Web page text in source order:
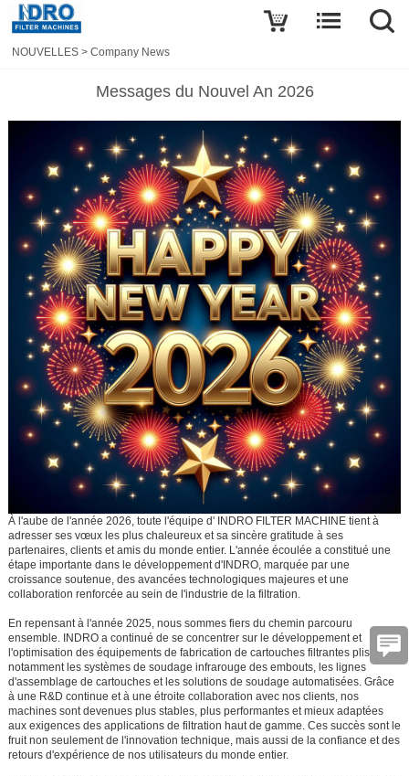
NOUVELLES >Company News
Messages du Nouvel An 2026
À l'aube de l'année 2026, toute l'équipe d' INDRO FILTER MACHINEtient à
adresser ses vœux les plus chaleureux et sa sincère gratitude à ses
partenaires, clients et amis du monde entier. L'année écoulée a constitué une
étape importante dans le développement d'INDRO, marquée par une
croissance soutenue, des avancées technologiques majeures et une
collaboration renforcée au sein de l'industrie de la filtration.
En repensant à l'année 2025, nous sommes fiers du chemin parcouru
ensemble. INDRO a continué de se concentrer sur le développement et
l'optimisation des équipements de fabrication de cartouches filtrantes plissées,
notamment les systèmes de soudage infrarouge des embouts, les lignes
d'assemblage de cartouches et les solutions de soudage automatisées. Grâce
à une R&D continue et à une étroite collaboration avec nos clients, nos
machines sont devenues plus stables, plus performantes et mieux adaptées
aux exigences des applications de filtration haut de gamme. Ces succès sont le
fruit non seulement de l'innovation technique, mais aussi de la confiance et des
retours d'expérience de nos utilisateurs du monde entier.